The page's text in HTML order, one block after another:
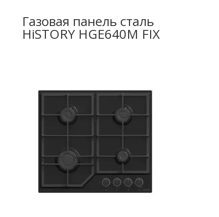
Газовая панель сталь
HiSTORY HGE640M FIX